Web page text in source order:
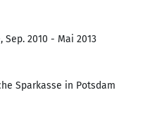
Sep. 2010 - Mai 2013
Sparkasse in Potsdam